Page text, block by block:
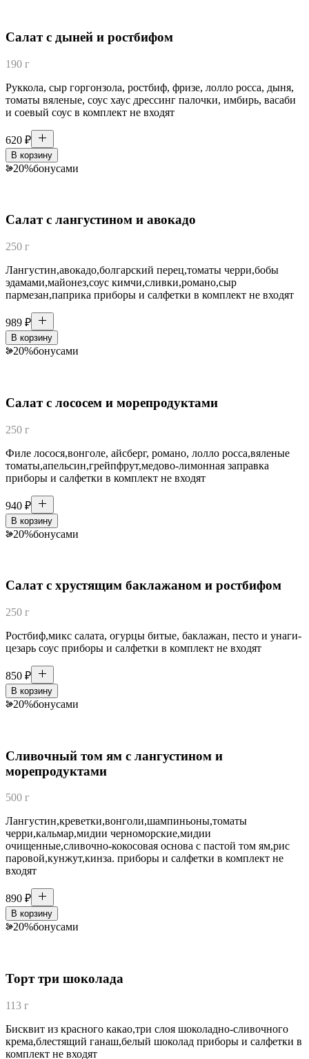
Салат с дыней и ростбифом
190 г
Руккола, сыр горгонзола, ростбиф, фризе, лолло росса, дыня,
томаты вяленые, соус хаус дрессинг палочки, имбирь, васаби
и соевый соус в комплект не входят
620 ₽
В корзину
20%бонусами
Салат с лангустином и авокадо
250 г
Лангустин,авокадо,болгарский перец,томаты черри,бобы
эдамами,майонез,соус кимчи,сливки,романо,сыр
пармезан,паприка приборы и салфетки в комплект не входят
989 ₽
В корзину
20%бонусами
Салат с лососем и морепродуктами
250 г
Филе лосося,вонголе, айсберг, романо, лолло росса,вяленые
томаты,апельсин,грейпфрут,медово-лимонная заправка
приборы и салфетки в комплект не входят
940 ₽
В корзину
20%бонусами
Салат с хрустящим баклажаном и ростбифом
250 г
Ростбиф,микс салата, огурцы битые, баклажан, песто и унаги-
цезарь соус приборы и салфетки в комплект не входят
850 ₽
В корзину
20%бонусами
Сливочный том ям с лангустином и
морепродуктами
500 г
Лангустин,креветки,вонголи,шампиньоны,томаты
черри,кальмар,мидии черноморские,мидии
очищенные,сливочно-кокосовая основа с пастой том ям,рис
паровой,кунжут,кинза. приборы и салфетки в комплект не
входят
890 ₽
В корзину
20%бонусами
Торт три шоколада
113 г
Бисквит из красного какао,три слоя шоколадно-сливочного
крема,блестящий ганаш,белый шоколад приборы и салфетки в
комплект не входят